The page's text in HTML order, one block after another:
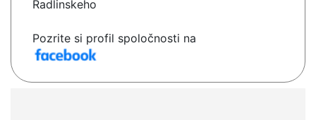
Radlinskeho
Pozrite si profil spoločnosti na